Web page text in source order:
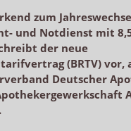
zum
und Notdienst mit
der neue
(BRTV) vor,
Deutscher